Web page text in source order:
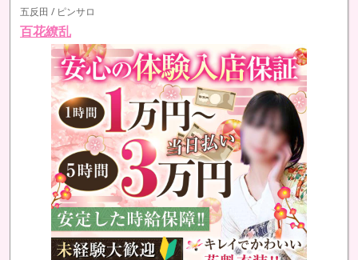
五反田 / ピンサロ
百花繚乱